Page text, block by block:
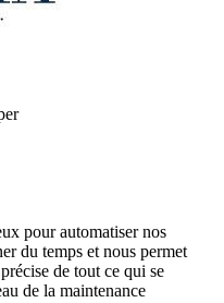
pour automatiser nos
du temps et nous permet
de tout ce qui se
de la maintenance